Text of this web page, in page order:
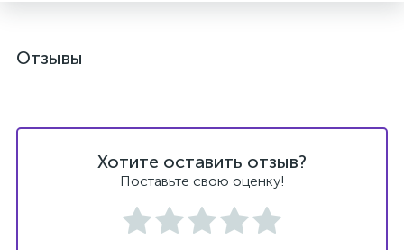
Отзывы
Хотите оставить отзыв?
Поставьте свою оценку!